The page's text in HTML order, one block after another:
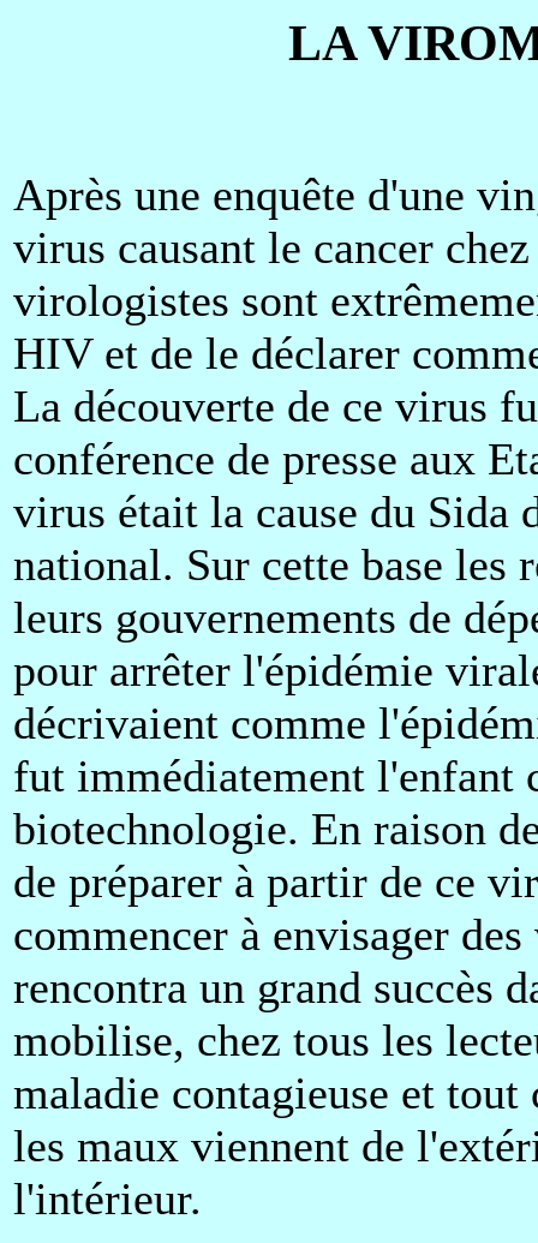
LA
Après une enquête d'une
virus causant le cancer
virologistes sont
HIV et de le déclarer
La découverte de ce virus
conférence de presse aux
virus était la cause du Sida
national. Sur cette base
leurs gouvernements de
pour arrêter l'épidémie
décrivaient comme
fut immédiatement l'enfant
biotechnologie. En raison
de préparer à partir de ce
commencer à envisager
rencontra un grand succès
mobilise, chez tous les
maladie contagieuse et
les maux viennent de
l'intérieur.